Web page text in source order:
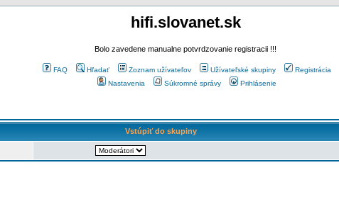
hifi.slovanet.sk
Bolo zavedene manualne potvrdzovanie registracii !!!
FAQ Hľadať Zoznam užívateľov Užívateľské skupiny
Registrácia
Nastavenia
Súkromné správy Prihlásenie
Vstúpiť do skupiny